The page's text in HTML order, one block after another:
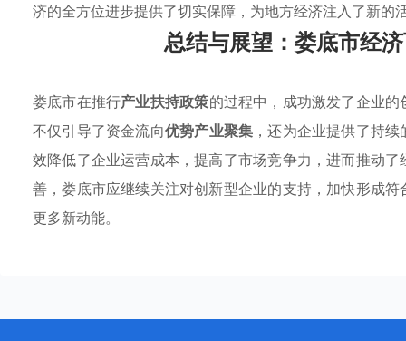
济的全方位进步提供了切实保障，为地方经济注入了新的
总结与展望：娄底市经
娄底市在推行产业扶持政策的过程中，成功激发了企业
不仅引导了资金流向优势产业聚集 ，还为企业提供了持
效降低了企业运营成本，提高了市场竞争力，进而推动
善，娄底市应继续关注对创新型企业的支持，加快形成
更多新动能。